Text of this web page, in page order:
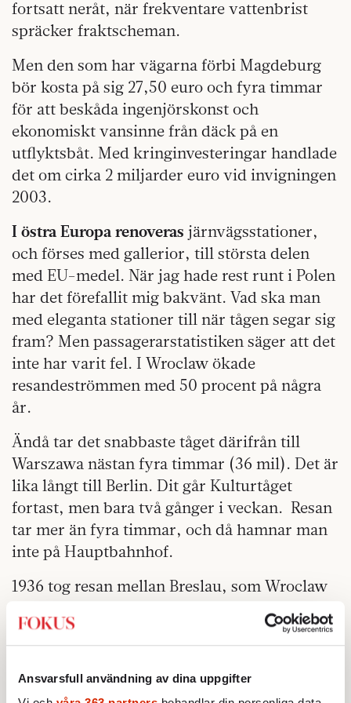
Ansvarsfull användning av dina uppgifter
fortsatt neråt, när frekventare vattenbrist
spräcker fraktscheman.
Men den som har vägarna förbi Magdeburg
bör kosta på sig 27,50 euro och fyra timmar
för att beskåda ingenjörskonst och
ekonomiskt vansinne från däck på en
utflyktsbåt. Med kringinvesteringar handlade
det om cirka 2 miljarder euro vid invigningen
2003.
I östra Europa renoveras järnvägsstationer,
och förses med gallerior, till största delen
med EU-medel. När jag hade rest runt i Polen
har det förefallit mig bakvänt. Vad ska man
med eleganta stationer till när tågen segar sig
fram? Men passagerarstatistiken säger att det
inte har varit fel. I Wroclaw ökade
resandeströmmen med 50 procent på några
år.
Ändå tar det snabbaste tåget därifrån till
Warszawa nästan fyra timmar (36 mil). Det är
lika långt till Berlin. Dit går Kulturtåget
fortast, men bara två gånger i veckan. Resan
tar mer än fyra timmar, och då hamnar man
inte på Hauptbahnhof.
1936 tog resan mellan Breslau, som Wroclaw
hette då, och Berlin två timmar och trekvart.
Men jag tänker inte pläderaför att EU och
flesta som är färdiga eller under konstruktion